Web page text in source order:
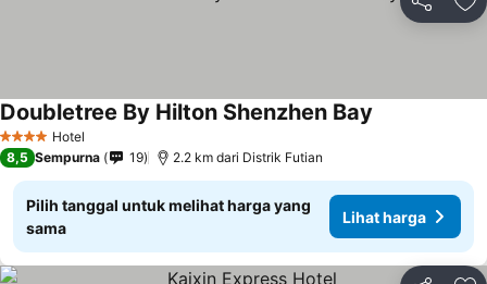
Bagikan
4 BintangHotel
Doubletree By Hilton Shenzhen Bay
8,5 Sempurna 19 2.2 km dari Distrik Futian
Pilih tanggal untuk melihat harga yang
sama
Lihat harga